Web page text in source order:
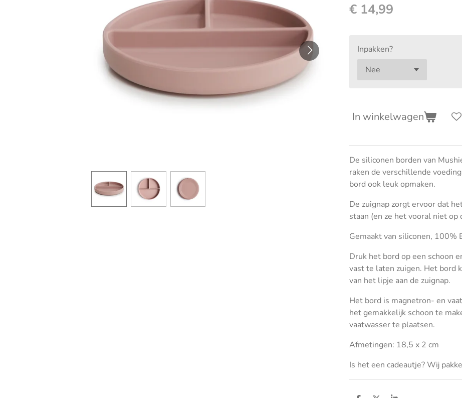
€ 14,99
Inpakken?
In winkelwagen
De siliconen borden van
raken de verschillende
bord ook leuk opmaken.
De zuignap zorgt ervoor dat
staan (en ze het vooral niet op
Gemaakt van siliconen, 100%
Druk het bord op een schoon
vast te laten zuigen. Het bord
van het lipje aan de zuignap.
Het bord is magnetron- en
het gemakkelijk schoon te
vaatwasser te plaatsen.
Afmetingen: 18,5 x 2 cm
Is het een cadeautje? Wij